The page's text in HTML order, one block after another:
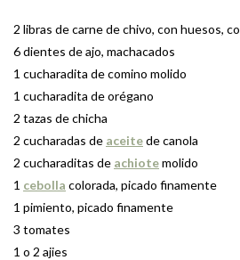
2 libras de carne de chivo, con huesos,
6 dientes de ajo, machacados
1 cucharadita de comino molido
1 cucharadita de orégano
2 tazas de chicha
2 cucharadas de aceitede canola
2 cucharaditas de achiotemolido
1 cebolla colorada, picado finamente
1 pimiento, picado finamente
3 tomates
1 o 2 ajies